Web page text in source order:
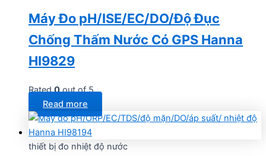
Máy Đo pH/ISE/EC/DO/Độ Đục
Chống Thấm Nước Có GPS Hanna
HI9829
Rated0out of 5
Read more
thiết bị đo nhiệt độ nước